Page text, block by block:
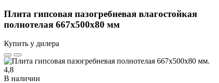
Плита гипсовая пазогребневая влагостойкая
полнотелая 667х500х80 мм
Купить у дилера
4,8
В наличии